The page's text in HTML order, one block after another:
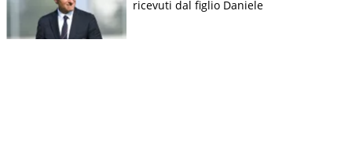
ricevuti dal figlio Daniele